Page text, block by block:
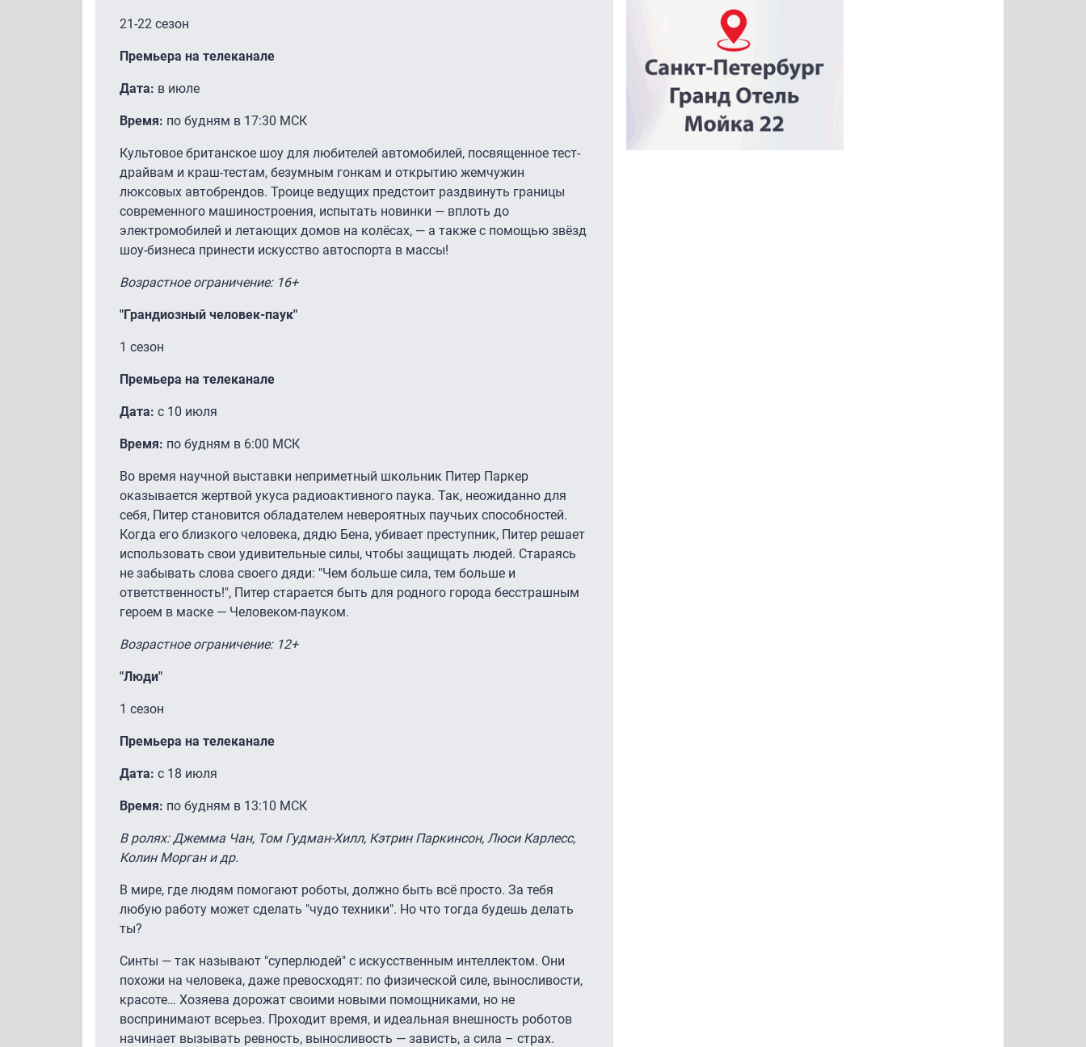
21-22 сезон
Премьера на телеканале
Дата: в июле
Время: по будням в 17:30 МСК
Культовое британское шоу для любителей автомобилей, посвященное тест-
драйвам и краш-тестам, безумным гонкам и открытию жемчужин
люксовых автобрендов. Троице ведущих предстоит раздвинуть границы
современного машиностроения, испытать новинки — вплоть до
электромобилей и летающих домов на колёсах, — а также с помощью звёзд
шоу-бизнеса принести искусство автоспорта в массы!
Возрастное ограничение: 16+
"Грандиозный человек-паук"
1 сезон
Премьера на телеканале
Дата: с 10 июля
Время: по будням в 6:00 МСК
Во время научной выставки неприметный школьник Питер Паркер
оказывается жертвой укуса радиоактивного паука. Так, неожиданно для
себя, Питер становится обладателем невероятных паучьих способностей.
Когда его близкого человека, дядю Бена, убивает преступник, Питер решает
использовать свои удивительные силы, чтобы защищать людей. Стараясь
не забывать слова своего дяди: "Чем больше сила, тем больше и
ответственность!", Питер старается быть для родного города бесстрашным
героем в маске — Человеком-пауком.
Возрастное ограничение: 12+
"Люди"
1 сезон
Премьера на телеканале
Дата: с 18 июля
Время: по будням в 13:10 МСК
В ролях: Джемма Чан, Том Гудман-Хилл, Кэтрин Паркинсон, Люси Карлесс,
Колин Морган и др.
В мире, где людям помогают роботы, должно быть всё просто. За тебя
любую работу может сделать "чудо техники". Но что тогда будешь делать
ты?
Синты — так называют "суперлюдей" с искусственным интеллектом. Они
похожи на человека, даже превосходят: по физической силе, выносливости,
красоте… Хозяева дорожат своими новыми помощниками, но не
воспринимают всерьез. Проходит время, и идеальная внешность роботов
начинает вызывать ревность, выносливость — зависть, а сила – страх.